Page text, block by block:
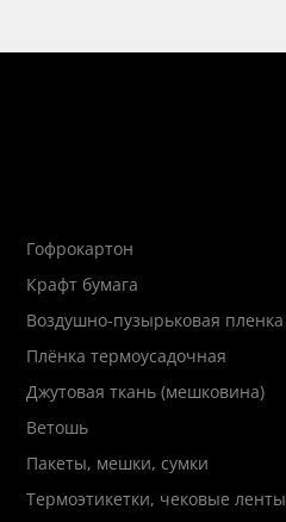
Гофрокартон
Крафт бумага
Воздушно-пузырьковая пленка
Плёнка термоусадочная
Джутовая ткань (мешковина)
Ветошь
Пакеты, мешки, сумки
Термоэтикетки, чековые ленты